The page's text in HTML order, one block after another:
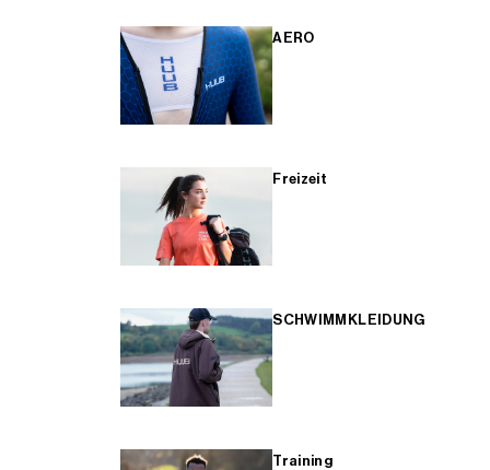
AERO
Freizeit
SCHWIMMKLEIDUNG
Training